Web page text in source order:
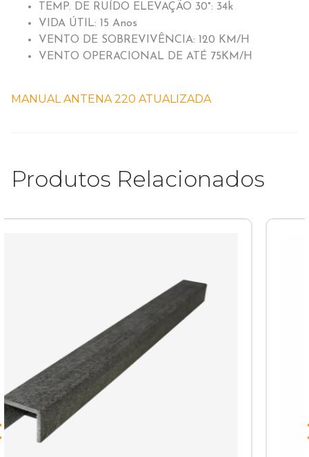
TEMP. DE RUÍDO ELEVAÇÃO 30°: 34k
VIDA ÚTIL: 15 Anos
VENTO DE SOBREVIVÊNCIA: 120 KM/H
VENTO OPERACIONAL DE ATÉ 75KM/H
MANUAL ANTENA 220 ATUALIZADA
Produtos Relacionados